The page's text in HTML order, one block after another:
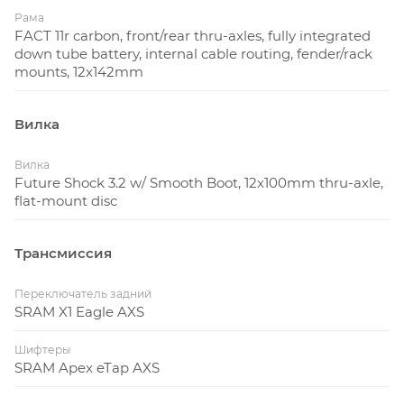
Drop каретки
Front-Center 600.1 мм 609 мм
Колёсная база
* Характеристики и геометрия могут незначительно отличаться в
зависимости от комплектации и года выпуска.
Рама
FACT 11r carbon, front/rear thru-axles, fully integrated
down tube battery, internal cable routing, fender/rack
mounts, 12x142mm
Вилка
Вилка
Future Shock 3.2 w/ Smooth Boot, 12x100mm thru-axle,
flat-mount disc
Трансмиссия
Переключатель задний
SRAM X1 Eagle AXS
Шифтеры
SRAM Apex eTap AXS